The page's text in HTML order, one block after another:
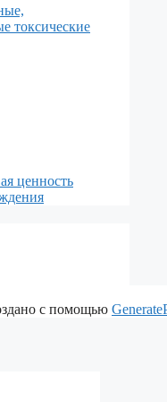
токсические
ценность
с помощью